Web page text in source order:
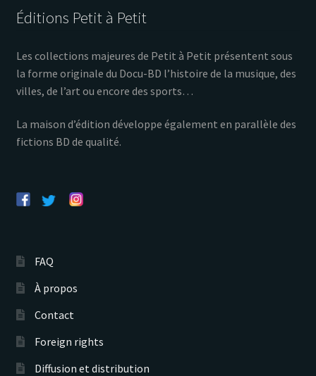
Éditions Petit à Petit
Les collections majeures de Petit à Petit présentent sous
la forme originale du Docu-BD l’histoire de la musique, des
villes, de l’art ou encore des sports…
La maison d’édition développe également en parallèle des
fictions BD de qualité.
FAQ
À propos
Contact
Foreign rights
Diffusion et distribution